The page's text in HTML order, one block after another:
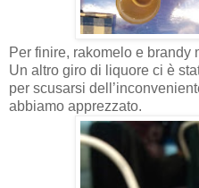
Per finire, rakomelo e brandy
Un altro giro di liquore ci è
per scusarsi
abbiamo apprezzato.